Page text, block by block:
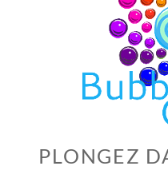
PLONGEZ